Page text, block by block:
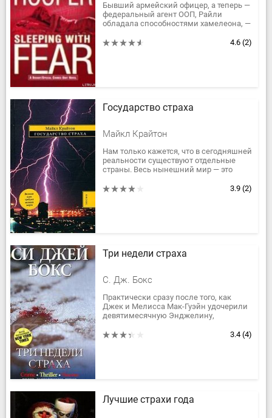
Бывший армейский офицер, а теперь —
федеральный агент ООП, Райли
обладала способностями хамелеона, —
окружающим миром, быть любым...
4.6 (2)
Государство страха
Майкл Крайтон
Нам только кажется, что в сегодняшней
реальности существуют отдельные
страны. Весь нынешний мир — это
Ведь только опираясь на страх,...
3.9 (2)
Три недели страха
С. Дж. Бокс
Практически сразу после того, как
Джек и Мелисса Мак-Гуэйн удочерили
девятимесячную Энджелину,
вернуть ее себе. Обеспокоенные... 3.4 (4)
Лучшие страхи года